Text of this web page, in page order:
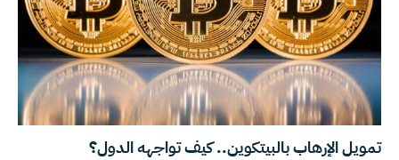
تمويل الإرهاب بالبيتكوين.. كيف تواجهه الدول؟